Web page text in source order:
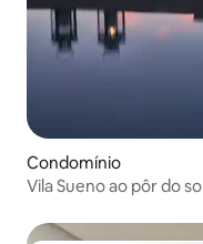
Condomínio
Vila Sueno ao pôr do